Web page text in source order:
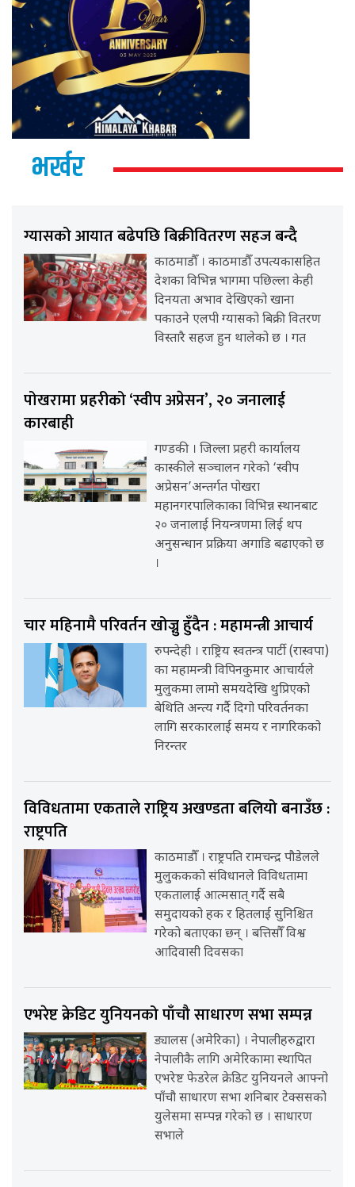
भर्खर
ग्यासको आयात बढेपछि बिक्रीवितरण सहज बन्दै
काठमाडौँ । काठमाडौँ उपत्यकासहित
देशका विभिन्न भागमा पछिल्ला केही
दिनयता अभाव देखिएको खाना
पकाउने एलपी ग्यासको बिक्री वितरण
विस्तारै सहज हुन थालेको छ । गत
पोखरामा प्रहरीको ‘स्वीप अप्रेसन’, २० जनालाई
कारबाही
गण्डकी । जिल्ला प्रहरी कार्यालय
कास्कीले सञ्चालन गरेको ‘स्वीप
अप्रेसन’अन्तर्गत पोखरा
महानगरपालिकाका विभिन्न स्थानबाट
२० जनालाई नियन्त्रणमा लिई थप
अनुसन्धान प्रक्रिया अगाडि बढाएको छ
।
चार महिनामै परिवर्तन खोज्नु हुँदैन : महामन्त्री आचार्य
रुपन्देही । राष्ट्रिय स्वतन्त्र पार्टी (रास्वपा)
का महामन्त्री विपिनकुमार आचार्यले
मुलुकमा लामो समयदेखि थुप्रिएको
बेथिति अन्त्य गर्दै दिगो परिवर्तनका
लागि सरकारलाई समय र नागरिकको
निरन्तर
विविधतामा एकताले राष्ट्रिय अखण्डता बलियो बनाउँछ :
राष्ट्रपति
काठमाडौँ । राष्ट्रपति रामचन्द्र पौडेलले
मुलुककको संविधानले विविधतामा
एकतालाई आत्मसात् गर्दै सबै
समुदायको हक र हितलाई सुनिश्चित
गरेको बताएका छन् । बत्तिसौँ विश्व
आदिवासी दिवसका
एभरेष्ट क्रेडिट युनियनको पाँचौ साधारण सभा सम्पन्न
ड्यालस (अमेरिका) । नेपालीहरुद्वारा
नेपालीकै लागि अमेरिकामा स्थापित
एभरेष्ट फेडरेल क्रेडिट युनियनले आफ्नो
पाँचौ साधारण सभा शनिबार टेक्ससको
युलेसमा सम्पन्न गरेको छ । साधारण
सभाले